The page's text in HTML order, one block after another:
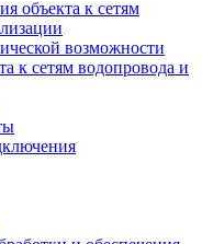
объекта к сетям
возможности
к сетям водопровода и